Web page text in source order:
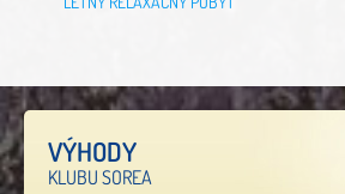
VÝHODY
KLUBU SOREA